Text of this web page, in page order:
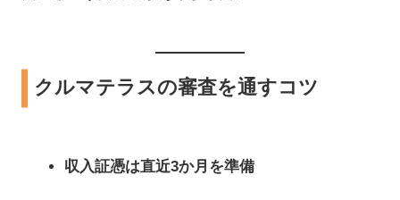
クルマテラスの審査を通すコツ
収入証憑は直近3か月を準備